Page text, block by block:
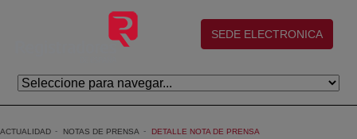
Saltar al contenido principal
(abre en nueva ventana)
SEDE ELECTRONICA
ACTUALIDAD NOTAS DE PRENSA DETALLE NOTA DE PRENSA